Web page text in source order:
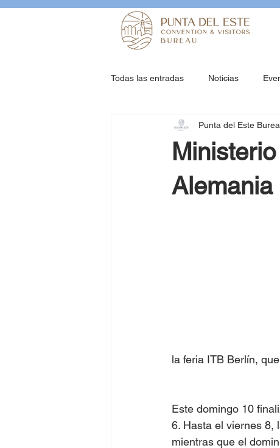
Todas las entradas Noticias
Alemania
Punta del Este
la feria ITB Berlín,
Este domingo 10
6. Hasta el viernes 8,
mientras que el